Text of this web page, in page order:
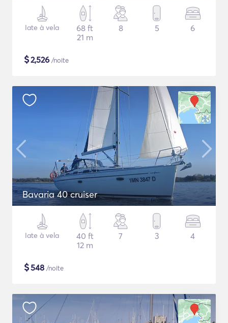
Iate à vela
68 ft
21 m
8 5 6
$2,526 /noite
Bavaria 40 cruiser
Iate à vela
40 ft
12 m
7 3 4
$548 /noite